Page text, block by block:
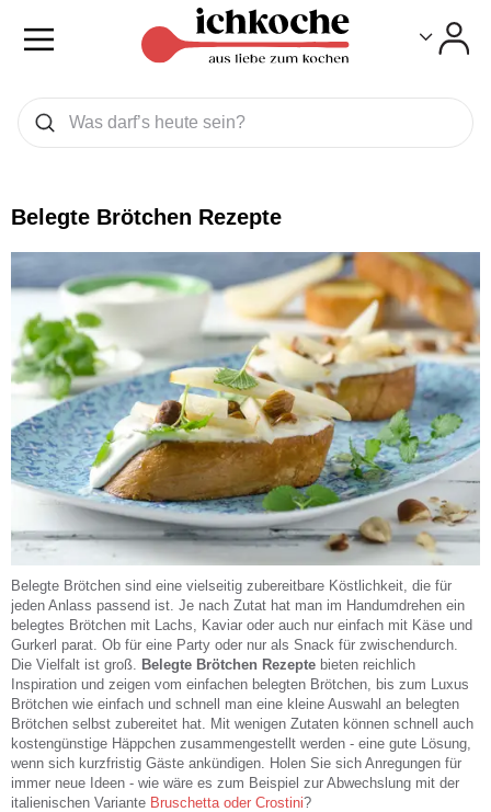
Was wollen Sie suchen
Suchen
Belegte Brötchen Rezepte
Belegte Brötchen sind eine vielseitig zubereitbare Köstlichkeit, die für
jeden Anlass passend ist. Je nach Zutat hat man im Handumdrehen ein
belegtes Brötchen mit Lachs, Kaviar oder auch nur einfach mit Käse und
Gurkerl parat. Ob für eine Party oder nur als Snack für zwischendurch.
Die Vielfalt ist groß.
Belegte Brötchen Rezepte bieten reichlich
Inspiration und zeigen vom einfachen belegten Brötchen, bis zum Luxus
Brötchen wie einfach und schnell man eine kleine Auswahl an belegten
Brötchen selbst zubereitet hat. Mit wenigen Zutaten können schnell auch
kostengünstige Häppchen zusammengestellt werden - eine gute Lösung,
wenn sich kurzfristig Gäste ankündigen. Holen Sie sich Anregungen für
immer neue Ideen - wie wäre es zum Beispiel zur Abwechslung mit der
italienischen Variante Bruschetta oder Crostini?